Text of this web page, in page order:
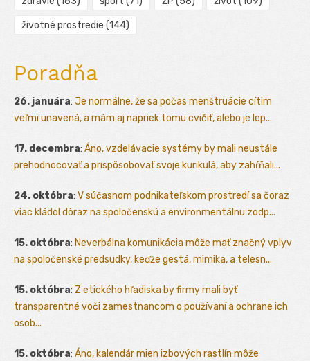
životné prostredie (144)
Poradňa
26. januára: Je normálne, že sa počas menštruácie cítim
veľmi unavená, a mám aj napriek tomu cvičiť, alebo je lep...
17. decembra: Áno, vzdelávacie systémy by mali neustále
prehodnocovať a prispôsobovať svoje kurikulá, aby zahŕňali...
24. októbra: V súčasnom podnikateľskom prostredí sa čoraz
viac kládol dôraz na spoločenskú a environmentálnu zodp...
15. októbra: Neverbálna komunikácia môže mať značný vplyv
na spoločenské predsudky, keďže gestá, mimika, a telesn...
15. októbra: Z etického hľadiska by firmy mali byť
transparentné voči zamestnancom o používaní a ochrane ich
osob...
15. októbra: Áno, kalendár mien izbových rastlín môže